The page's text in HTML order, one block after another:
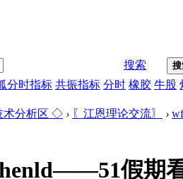
搜索
分时指标 共振指标 分时 橡胶 牛股
分析区 ◇ › 〖江恩理论交流〗 ›
假期